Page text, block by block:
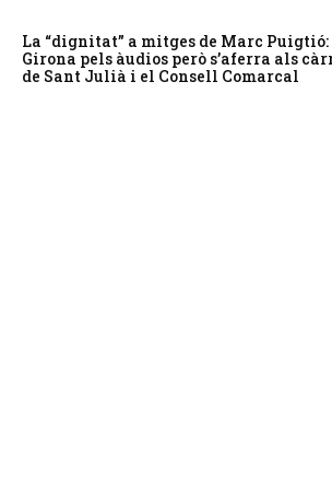
La “dignitat” a mitges de Marc
Girona pels àudios però s’aferra als
de Sant Julià i el Consell Comarcal